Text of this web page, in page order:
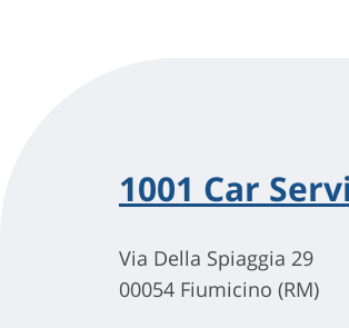
1001 Car
Via Della Spiaggia 29
00054 Fiumicino (RM)